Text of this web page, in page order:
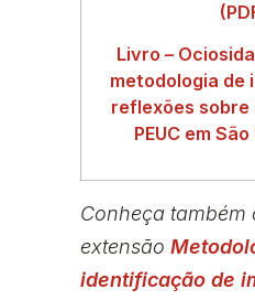
Livro –
metodologia de
reflexões sobre
PEUC em
Conheça também
extensão
identificação de